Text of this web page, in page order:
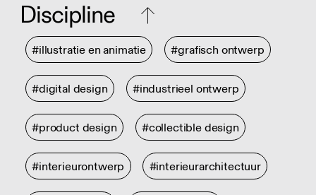
Discipline
#illustratie en animatie #grafisch ontwerp
#digital design #industrieel ontwerp
#product design #collectible design
#interieurontwerp #interieurarchitectuur